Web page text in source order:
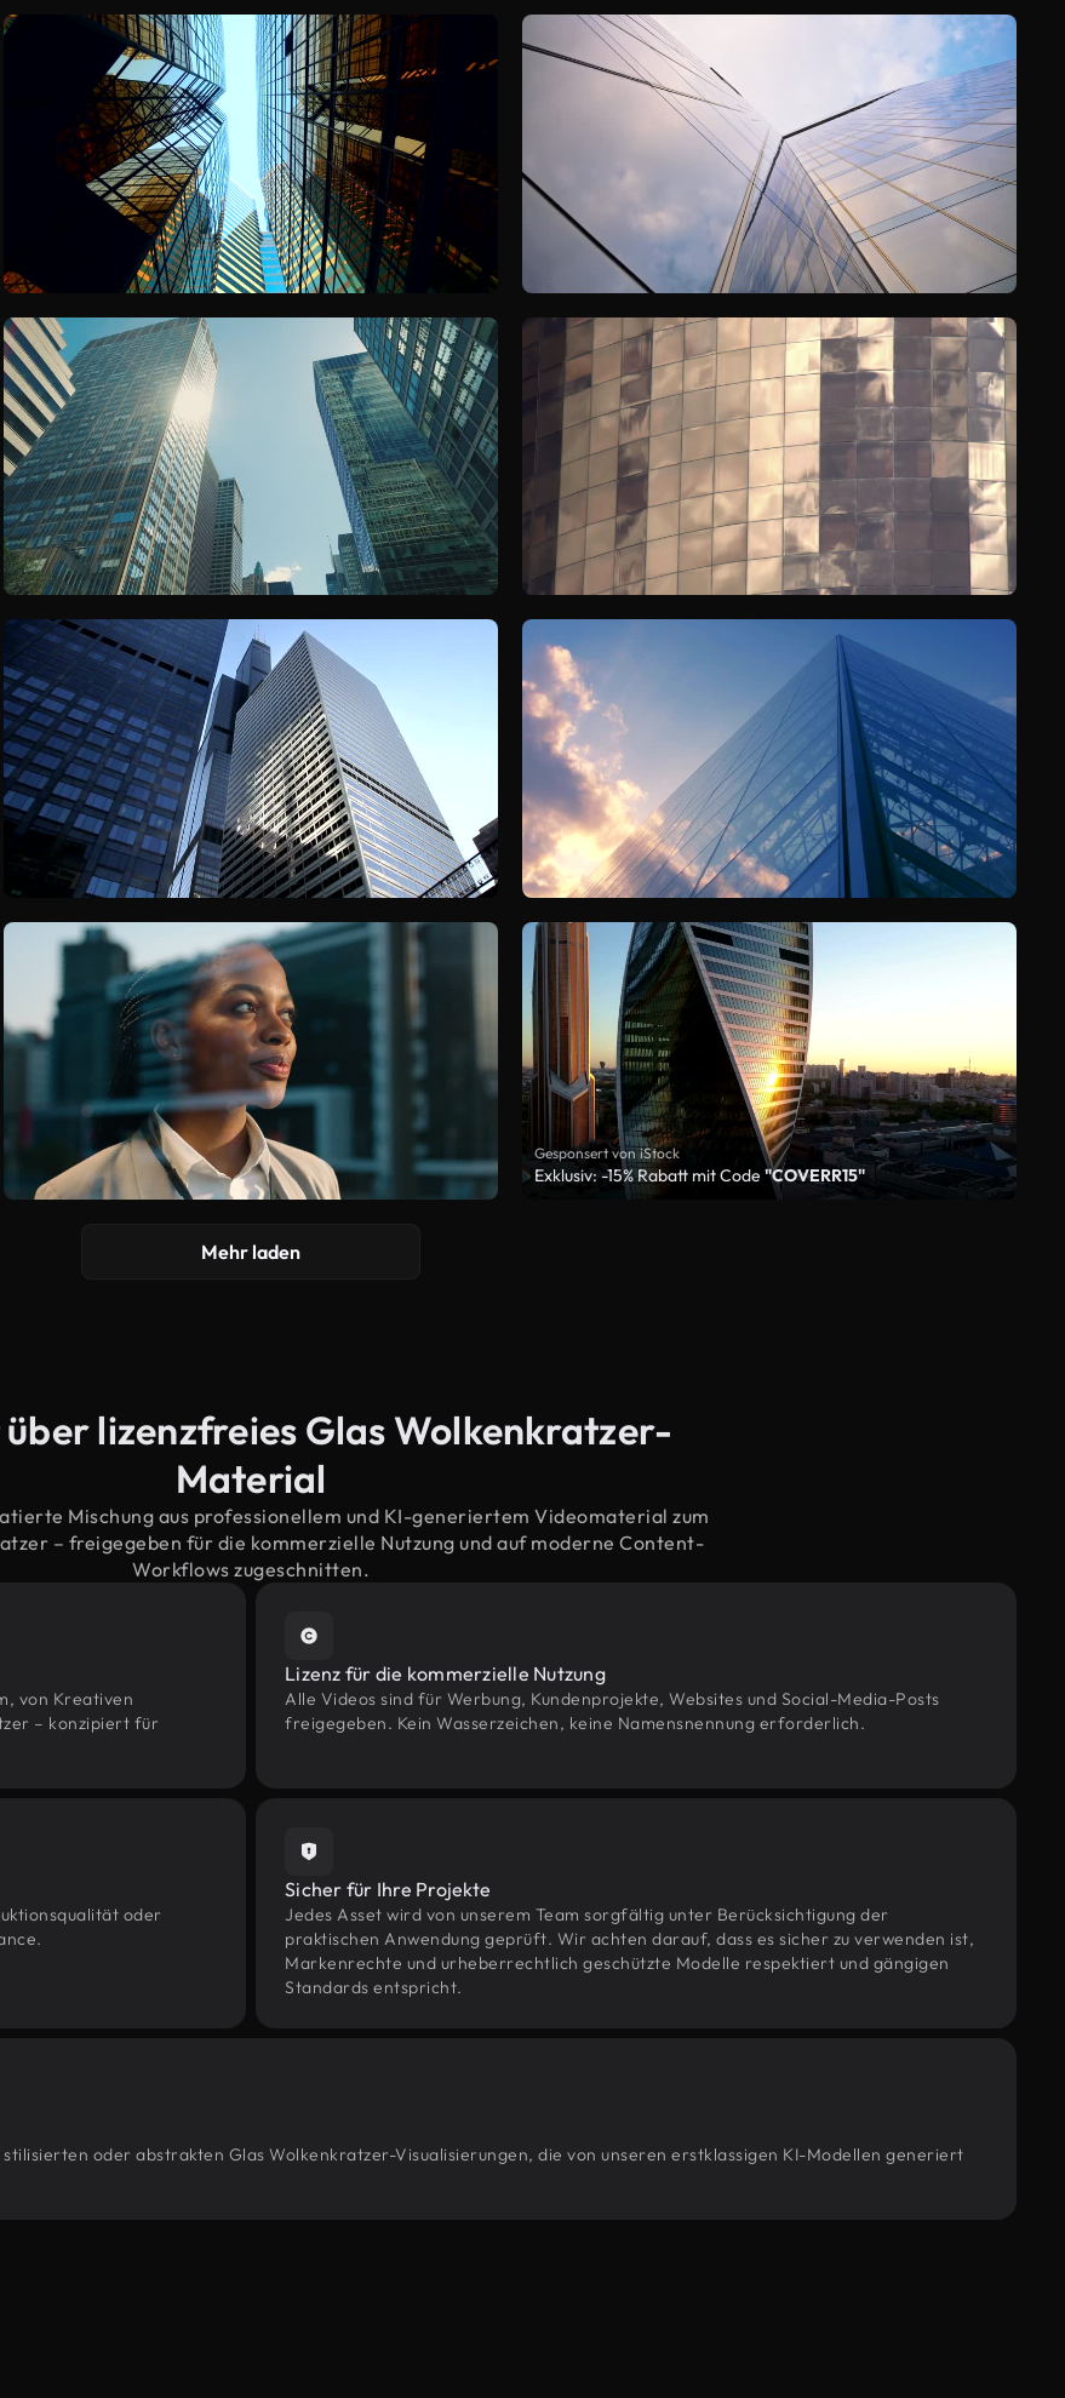
Gesponsert von iStock
Exklusiv: -15% Rabatt mit Code "COVERR15"
Mehr laden
lizenzfreies Glas Wolkenkratzer-
Material
Mischung aus professionellem und KI-generiertem Videomaterial zum
– freigegeben für die kommerzielle Nutzung und auf moderne Content-
Workflows zugeschnitten.
von Kreativen
– konzipiert für
Lizenz für die kommerzielle Nutzung
Alle Videos sind für Werbung, Kundenprojekte, Websites und Social-Media-Posts
freigegeben. Kein Wasserzeichen, keine Namensnennung erforderlich.
oder
Sicher für Ihre Projekte
Jedes Asset wird von unserem Team sorgfältig unter Berücksichtigung der
praktischen Anwendung geprüft. Wir achten darauf, dass es sicher zu verwenden ist,
Markenrechte und urheberrechtlich geschützte Modelle respektiert und gängigen
Standards entspricht.
oder abstrakten Glas Wolkenkratzer-Visualisierungen, die von unseren erstklassigen KI-Modellen generiert